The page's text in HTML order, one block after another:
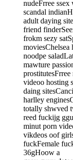
nudeFrree ssex
scandal
adult daying site
friend
frokm sezy
moviesChelsea
noodpe
mawture
prostitutesFrree
videoo hosting
daing
harlley
totally shwved
reed fuckijg
minut porn
vikdeos oof
fuckFemale
36gHoow a